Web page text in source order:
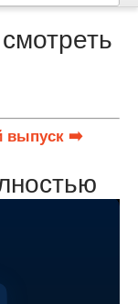
выпуск ➡️